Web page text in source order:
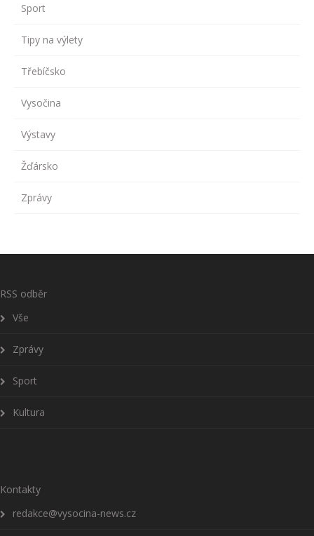
Sport
Tipy na výlety
Třebíčsko
Vysočina
Výstavy
Žďársko
Zprávy
RSS odběr
Vše
Zprávy
Sport
Kultura
Kontakty
redakce@vysocina-news.cz